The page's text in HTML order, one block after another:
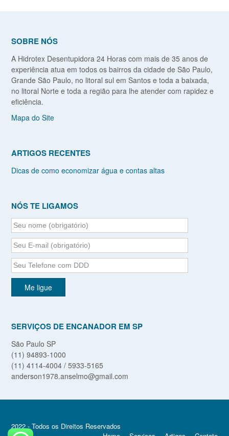
SOBRE NÓS
A Hidrotex Desentupidora 24 Horas com mais de 35 anos de
experiência atua em todos os bairros da cidade de São Paulo,
Grande São Paulo, no litoral sul em Santos e toda a baixada,
no litoral Norte e toda a região para lhe atender com rapidez e
eficiência.
Mapa do Site
ARTIGOS RECENTES
Dicas de como economizar água e contas altas
NÓS TE LIGAMOS
SERVIÇOS DE ENCANADOR EM SP
São Paulo SP
(11) 94893-1000
(11) 4114-4004 / 5933-5165
anderson1978.anselmo@gmail.com
2022 - Todos os Direitos Reservados